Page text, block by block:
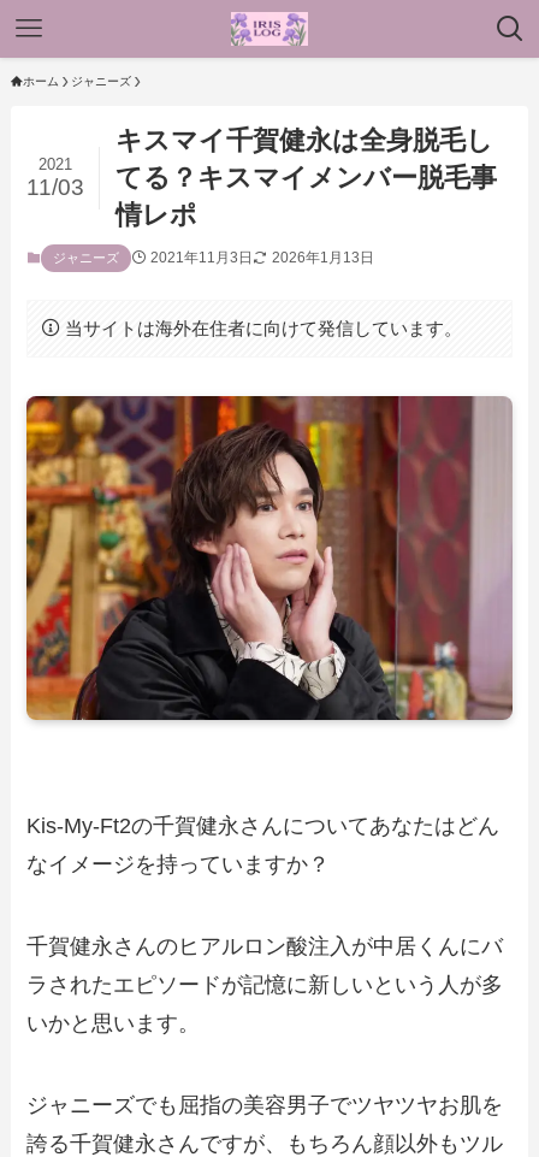
ホーム ジャニーズ
キスマイ千賀健永は全身脱毛し
てる？キスマイメンバー脱毛事
情レポ
2021
11/03
ジャニーズ 2021年11月3日 2026年1月13日
当サイトは海外在住者に向けて発信しています。
Kis-My-Ft2の千賀健永さんについてあなたはどん
なイメージを持っていますか？
千賀健永さんのヒアルロン酸注入が中居くんにバ
ラされたエピソードが記憶に新しいという人が多
いかと思います。
ジャニーズでも屈指の美容男子でツヤツヤお肌を
誇る千賀健永さんですが、もちろん顔以外もツル